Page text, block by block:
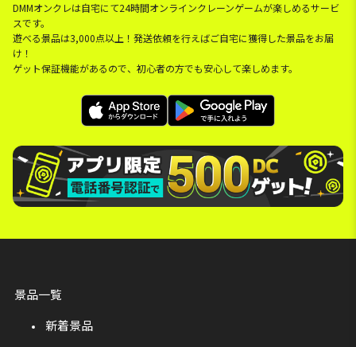
DMMオンクレは自宅にて24時間オンラインクレーンゲームが楽しめるサービ
スです。
遊べる景品は3,000点以上！発送依頼を行えばご自宅に獲得した景品をお届
け！
ゲット保証機能があるので、初心者の方でも安心して楽しめます。
景品一覧
新着景品